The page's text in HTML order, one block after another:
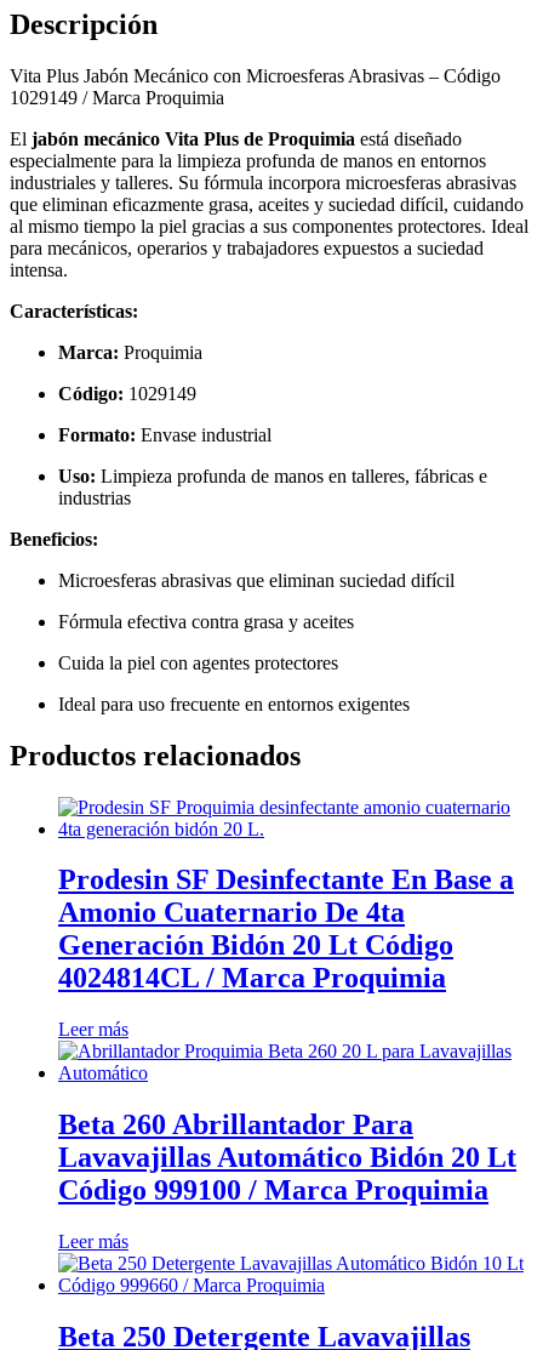
Descripción
Vita Plus Jabón Mecánico con Microesferas Abrasivas – Código
1029149 / Marca Proquimia
El jabón mecánico Vita Plus de Proquimia está diseñado
especialmente para la limpieza profunda de manos en entornos
industriales y talleres. Su fórmula incorpora microesferas abrasivas
que eliminan eficazmente grasa, aceites y suciedad difícil, cuidando
al mismo tiempo la piel gracias a sus componentes protectores. Ideal
para mecánicos, operarios y trabajadores expuestos a suciedad
intensa.
Características:
Marca: Proquimia
Código: 1029149
Formato: Envase industrial
Uso: Limpieza profunda de manos en talleres, fábricas e
industrias
Beneficios:
Microesferas abrasivas que eliminan suciedad difícil
Fórmula efectiva contra grasa y aceites
Cuida la piel con agentes protectores
Ideal para uso frecuente en entornos exigentes
Productos relacionados
Prodesin SF Desinfectante En Base a
Amonio Cuaternario De 4ta
Generación Bidón 20 Lt Código
4024814CL / Marca Proquimia
Leer más
Beta 260 Abrillantador Para
Lavavajillas Automático Bidón 20 Lt
Código 999100 / Marca Proquimia
Leer más
Beta 250 Detergente Lavavajillas